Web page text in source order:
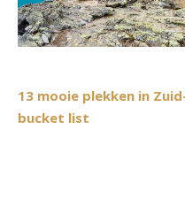
13 mooie plekken in
bucket list